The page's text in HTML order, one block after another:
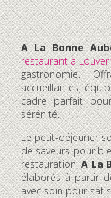
A La Bonne
restaurant à
gastronomie.
accueillantes,
cadre parfait
sérénité.
Le petit-déjeuner
de saveurs pour
restauration,A La
élaborés à partir
avec soin pour